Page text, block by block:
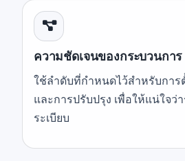
ความชัดเจนของกระบวนการ
ใช้ลำดับที่กำหนดไว้สำหรับกา
และการปรับปรุง เพื่อให้แน่ใจว่
ระเบียบ